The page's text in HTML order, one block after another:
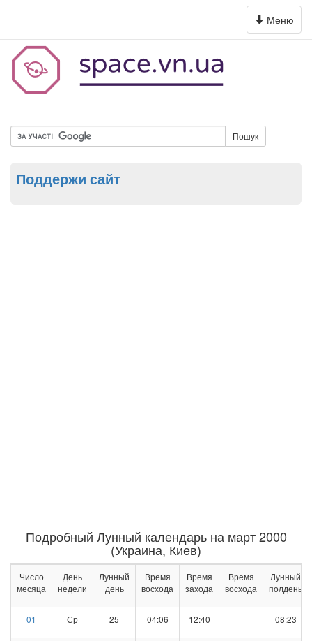
Toggle
navigation
Меню
Пошук
Поддержи сайт
Подробный Лунный календарь на март 2000
(Украина, Киев)
Число
месяца
День
недели
Лунный
день
Время
восхода
Время
захода
Время
восхода
Лунный
полдень
01 Ср 25 04:06 12:40 08:23